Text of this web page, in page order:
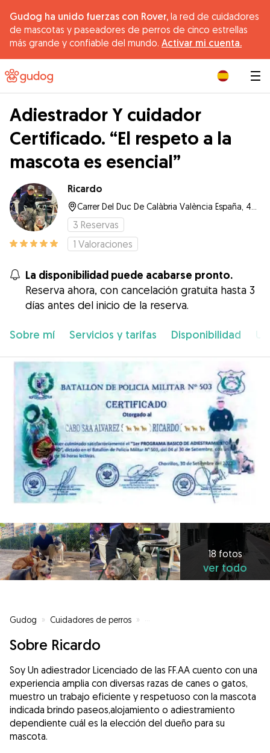
Gudog ha unido fuerzas con Rover, la red de cuidadores
de mascotas y paseadores de perros de cinco estrellas
más grande y confiable del mundo. Activar mi cuenta.
Adiestrador Y cuidador
Certificado. “El respeto a la
mascota es esencial”
Ricardo
3 Reservas
1 Valoraciones
La disponibilidad puede acabarse pronto.
Reserva ahora, con cancelación gratuita hasta 3
días antes del inicio de la reserva.
Sobre mí Servicios y tarifas Disponibilidad
18 fotos
ver todo
Gudog » Cuidadores de perros » Cuidadores de perros en
Sobre Ricardo
Soy Un adiestrador Licenciado de las FF.AA cuento con una
experiencia amplia con diversas razas de canes o gatos,
muestro un trabajo eficiente y respetuoso con la mascota
indicada brindo paseos,alojamiento o adiestramiento
dependiente cuál es la elección del dueño para su
mascota.